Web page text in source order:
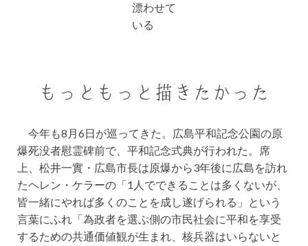
漂わせて
いる
もっともっと描きたかった
今年も8月6日が巡ってきた。広島平和記念公園の原
爆死没者慰霊碑前で、平和記念式典が行われた。席
上、松井一實・広島市長は原爆から3年後に広島を訪れ
たヘレン・ケラーの「1人でできることは多くないが、
皆一緒にやれば多くのことを成し遂げられる」という
言葉にふれ「為政者を選ぶ側の市民社会に平和を享受
するための共通価値観が生まれ、核兵器はいらないと